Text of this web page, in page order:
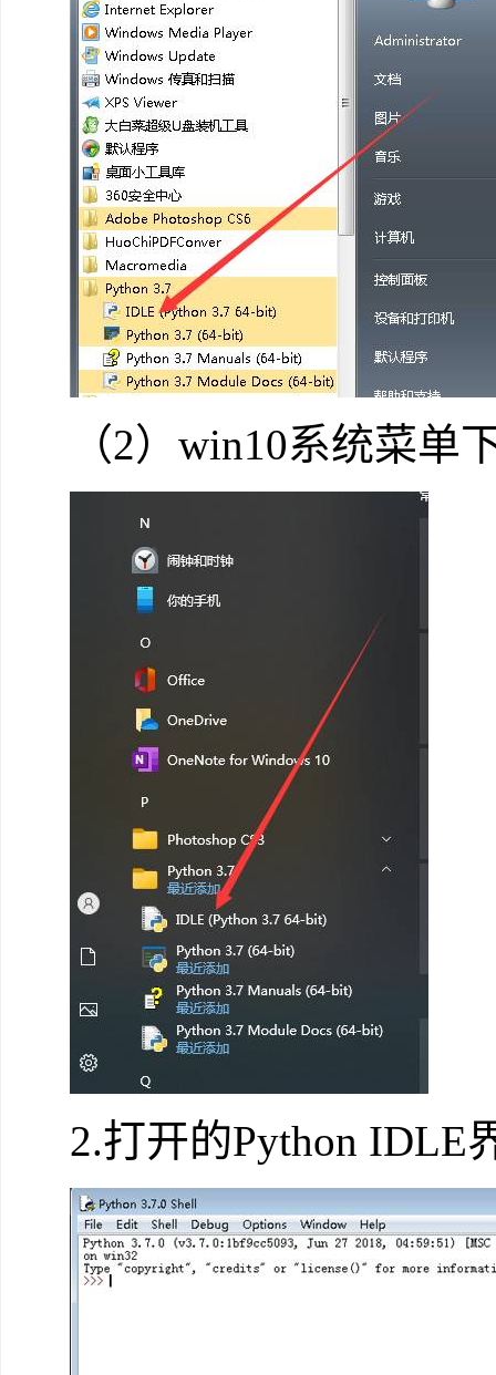
（2）win10系统菜单
2.打开的Python IDLE